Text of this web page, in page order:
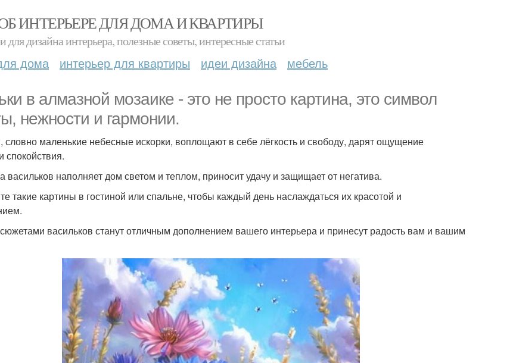
ИНТЕРЬЕРЕ ДЛЯ ДОМА И КВАРТИРЫ
для дизайна интерьера, полезные советы, интересные статьи
дома интерьер для квартиры идеи дизайна мебель
в алмазной мозаике - это не просто картина, это символ
нежности и гармонии.
словно маленькие небесные искорки, воплощают в себе лёгкость и свободу, дарят ощущение
спокойствия.
васильков наполняет дом светом и теплом, приносит удачу и защищает от негатива.
такие картины в гостиной или спальне, чтобы каждый день наслаждаться их красотой и
васильков станут отличным дополнением вашего интерьера и принесут радость вам и вашим